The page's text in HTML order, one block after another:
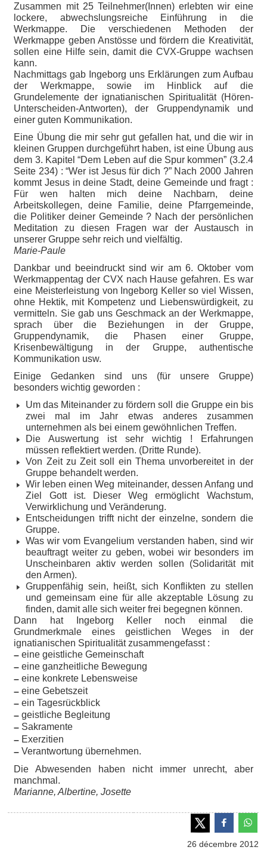
Zusammen mit 25 Teilnehmer(Innen) erlebten wir eine
lockere, abwechslungsreiche Einführung in die
Werkmappe. Die verschiedenen Methoden der
Werkmappe geben Anstösse und fördern die Kreativität,
sollen eine Hilfe sein, damit die CVX-Gruppe wachsen
kann.
Nachmittags gab Ingeborg uns Erklärungen zum Aufbau
der Werkmappe, sowie im Hinblick auf die
Grundelemente der ignatianischen Spiritualität (Hören-
Unterscheiden-Antworten), der Gruppendynamik und
einer guten Kommunikation.
Eine Übung die mir sehr gut gefallen hat, und die wir in
kleinen Gruppen durchgeführt haben, ist eine Übung aus
dem 3. Kapitel “Dem Leben auf die Spur kommen” (3.2.4
Seite 234) : “Wer ist Jesus für dich ?” Nach 2000 Jahren
kommt Jesus in deine Stadt, deine Gemeinde und fragt :
Für wen halten mich deine Nachbarn, deine
Arbeitskollegen, deine Familie, deine Pfarrgemeinde,
die Politiker deiner Gemeinde ? Nach der persönlichen
Meditation zu diesen Fragen war der Austausch in
unserer Gruppe sehr reich und vielfältig.
Marie-Paule
Dankbar und beeindruckt sind wir am 6. Oktober vom
Werkmappentag der CVX nach Hause gefahren. Es war
eine Meisterleistung von Ingeborg Keller so viel Wissen,
ohne Hektik, mit Kompetenz und Liebenswürdigkeit, zu
vermitteln. Sie gab uns Geschmack an der Werkmappe,
sprach über die Beziehungen in der Gruppe,
Gruppendynamik, die Phasen einer Gruppe,
Krisenbewältigung in der Gruppe, authentische
Kommunikation usw.
Einige Gedanken sind uns (für unsere Gruppe)
besonders wichtig geworden :
Um das Miteinander zu fördern soll die Gruppe ein bis
zwei mal im Jahr etwas anderes zusammen
unternehmen als bei einem gewöhnlichen Treffen.
Die Auswertung ist sehr wichtig ! Erfahrungen
müssen reflektiert werden. (Dritte Runde).
Von Zeit zu Zeit soll ein Thema unvorbereitet in der
Gruppe behandelt werden.
Wir leben einen Weg miteinander, dessen Anfang und
Ziel Gott ist. Dieser Weg ermöglicht Wachstum,
Verwirklichung und Veränderung.
Entscheidungen trifft nicht der einzelne, sondern die
Gruppe.
Was wir vom Evangelium verstanden haben, sind wir
beauftragt weiter zu geben, wobei wir besonders im
Unscheinbaren aktiv werden sollen (Solidarität mit
den Armen).
Gruppenfähig sein, heißt, sich Konflikten zu stellen
und gemeinsam eine für alle akzeptable Lösung zu
finden, damit alle sich weiter frei begegnen können.
Dann hat Ingeborg Keller noch einmal die
Grundmerkmale eines geistlichen Weges in der
ignatianischen Spiritualität zusammengefasst :
– eine geistliche Gemeinschaft
– eine ganzheitliche Bewegung
– eine konkrete Lebensweise
– eine Gebetszeit
– ein Tagesrückblick
– geistliche Begleitung
– Sakramente
– Exerzitien
– Verantwortung übernehmen.
Die Abwesenden haben nicht immer unrecht, aber
manchmal.
Marianne, Albertine, Josette
26 décembre 2012